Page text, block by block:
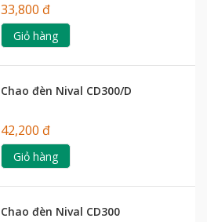
33,800 đ
Giỏ hàng
Chao đèn Nival CD300/D
42,200 đ
Giỏ hàng
Chao đèn Nival CD300